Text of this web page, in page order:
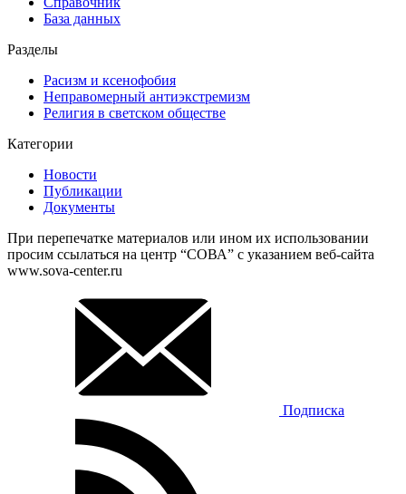
База данных
Разделы
Расизм и ксенофобия
Неправомерный антиэкстремизм
Религия в светском обществе
Категории
Новости
Публикации
Документы
При перепечатке материалов или ином их использовании
просим ссылаться на центр “СОВА” с указанием веб-сайта
www.sova-center.ru
Подписка